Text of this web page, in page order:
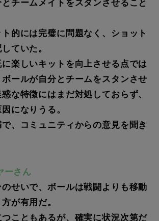
チームメイトをスタンさせること
的には完璧に問題なく、ショット
ていた。
楽しいキットを向上させる点では
ールが自分とチームをスタンさせ
な特徴にはまだ対処しておらず、
になりうる。
、コミュニティからの意見を聞き
ーさん
せいで、ボールは戦闘よりも移動
が有用だ。
こともあるが、確実に状況次第だ